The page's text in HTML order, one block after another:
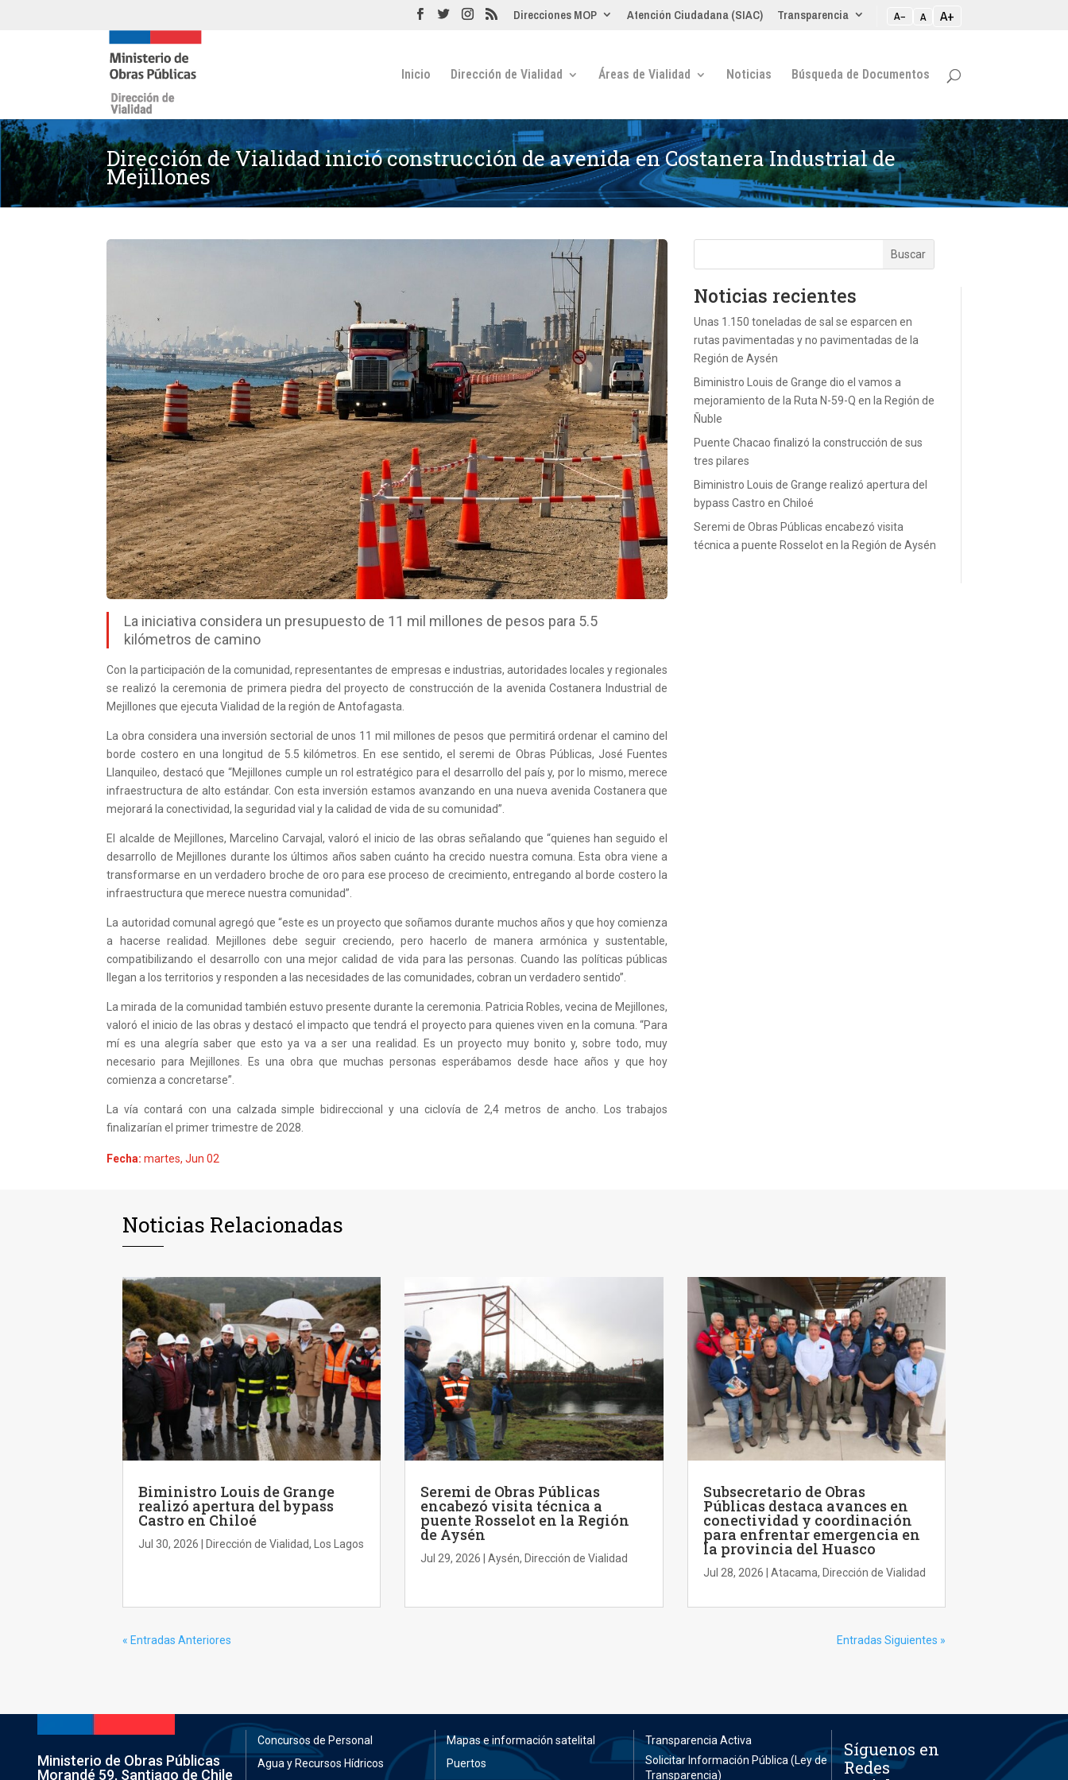
Direcciones MOP Atención Ciudadana (SIAC) Transparencia A− A A+
Inicio Dirección de Vialidad Áreas de Vialidad Noticias Búsqueda de Documentos
Dirección de Vialidad inició construcción de avenida en Costanera Industrial de
Mejillones
La iniciativa considera un presupuesto de 11 mil millones de pesos para 5.5
kilómetros de camino
Con la participación de la comunidad, representantes de empresas e industrias, autoridades locales y regionales
se realizó la ceremonia de primera piedra del proyecto de construcción de la avenida Costanera Industrial de
Mejillones que ejecuta Vialidad de la región de Antofagasta.
La obra considera una inversión sectorial de unos 11 mil millones de pesos que permitirá ordenar el camino del
borde costero en una longitud de 5.5 kilómetros. En ese sentido, el seremi de Obras Públicas, José Fuentes
Llanquileo, destacó que “Mejillones cumple un rol estratégico para el desarrollo del país y, por lo mismo, merece
infraestructura de alto estándar. Con esta inversión estamos avanzando en una nueva avenida Costanera que
mejorará la conectividad, la seguridad vial y la calidad de vida de su comunidad”.
El alcalde de Mejillones, Marcelino Carvajal, valoró el inicio de las obras señalando que “quienes han seguido el
desarrollo de Mejillones durante los últimos años saben cuánto ha crecido nuestra comuna. Esta obra viene a
transformarse en un verdadero broche de oro para ese proceso de crecimiento, entregando al borde costero la
infraestructura que merece nuestra comunidad”.
La autoridad comunal agregó que “este es un proyecto que soñamos durante muchos años y que hoy comienza
a hacerse realidad. Mejillones debe seguir creciendo, pero hacerlo de manera armónica y sustentable,
compatibilizando el desarrollo con una mejor calidad de vida para las personas. Cuando las políticas públicas
llegan a los territorios y responden a las necesidades de las comunidades, cobran un verdadero sentido”.
La mirada de la comunidad también estuvo presente durante la ceremonia. Patricia Robles, vecina de Mejillones,
valoró el inicio de las obras y destacó el impacto que tendrá el proyecto para quienes viven en la comuna. “Para
mí es una alegría saber que esto ya va a ser una realidad. Es un proyecto muy bonito y, sobre todo, muy
necesario para Mejillones. Es una obra que muchas personas esperábamos desde hace años y que hoy
comienza a concretarse”.
La vía contará con una calzada simple bidireccional y una ciclovía de 2,4 metros de ancho. Los trabajos
finalizarían el primer trimestre de 2028.
Fecha:martes, Jun 02
Noticias recientes
Unas 1.150 toneladas de sal se esparcen en
rutas pavimentadas y no pavimentadas de la
Región de Aysén
Biministro Louis de Grange dio el vamos a
mejoramiento de la Ruta N-59-Q en la Región de
Ñuble
Puente Chacao finalizó la construcción de sus
tres pilares
Biministro Louis de Grange realizó apertura del
bypass Castro en Chiloé
Seremi de Obras Públicas encabezó visita
técnica a puente Rosselot en la Región de Aysén
Noticias Relacionadas
Biministro Louis de Grange
realizó apertura del bypass
Castro en Chiloé
Jul 30, 2026 Dirección de Vialidad, Los Lagos
Seremi de Obras Públicas
encabezó visita técnica a
puente Rosselot en la Región
de Aysén
Jul 29, 2026 |Aysén, Dirección de Vialidad
Subsecretario de Obras
Públicas destaca avances en
conectividad y coordinación
para enfrentar emergencia en
la provincia del Huasco
Jul 28, 2026 Atacama, Dirección de Vialidad
« Entradas Anteriores Entradas Siguientes »
Ministerio de Obras Públicas
Morandé 59, Santiago de Chile
Concursos de Personal
Agua y Recursos Hídricos
Mapas e información satelital
Puertos
Transparencia Activa
Solicitar Información Pública (Ley de
Transparencia)
Síguenos en
Redes